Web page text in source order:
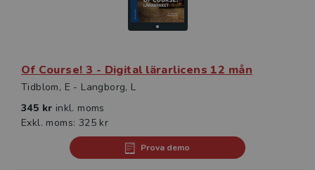
Of Course! 3 - Digital lärarlicens 12 mån
Tidblom, E - Langborg, L
345 kr inkl. moms
Exkl. moms: 325 kr
Prova demo